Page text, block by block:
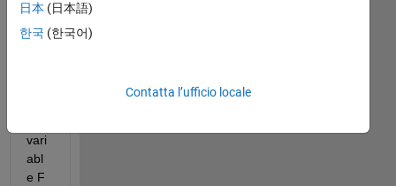
of a
vari
vari
abl
e F
日本 (日本語)
한국 (한국어)
Contatta l’ufficio locale